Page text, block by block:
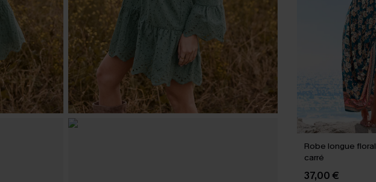
Robe longue
carré
37,00 €